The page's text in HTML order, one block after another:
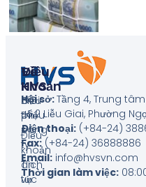
Hội sở:Tầng 4, Trung
số 2 Liễu Giai, Phường
Điện thoại:(+84-24)
Fax:(+84-24) 36888886
Email:info@hvsvn.com
Thời gian làm việc:
Về
HVS
Giới
thiệu
công
ty
Tin
tức
Điều
Khoản
Biểu
phí
Điều
khoản
dịch
vụ